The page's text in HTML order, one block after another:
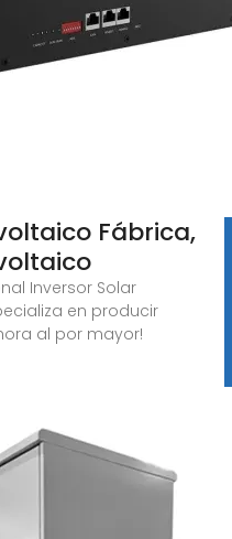
Fábrica,
Inversor Solar
en producir
al por mayor!